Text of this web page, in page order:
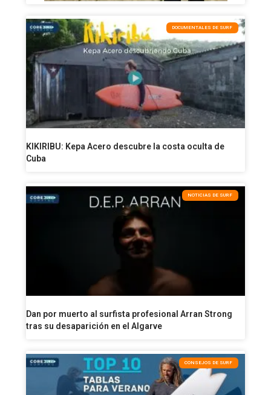
DOCUMENTALES DE SURF
KIKIRIBU: Kepa Acero descubre la costa oculta de
Cuba
NOTICIAS DE SURF
Dan por muerto al surfista profesional Arran Strong
tras su desaparición en el Algarve
CONSEJOS DE SURF